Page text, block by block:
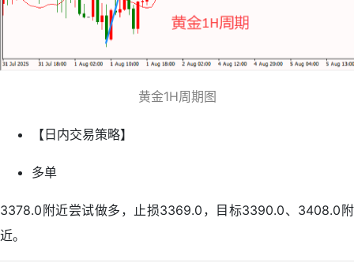
黄金1H周期图
【日内交易策略】
多单
3378.0附近尝试做多，止损3369.0，目标3390.0、3408.0附
近。